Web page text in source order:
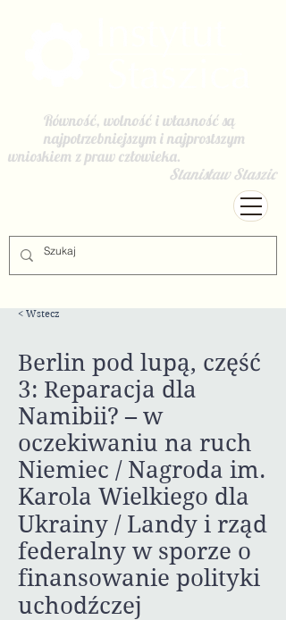
Równość, wolność i własność są
najpotrzebniejszym i najprostszym
wnioskiem z praw człowieka.
Stanisław Staszic
< Wstecz
Berlin pod lupą, część
3: Reparacja dla
Namibii? – w
oczekiwaniu na ruch
Niemiec / Nagroda im.
Karola Wielkiego dla
Ukrainy / Landy i rząd
federalny w sporze o
finansowanie polityki
uchodźczej